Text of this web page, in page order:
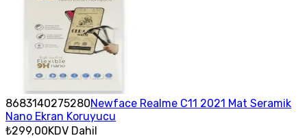
8683140275280Newface Realme C11 2021 Mat Seramik
Nano Ekran Koruyucu
₺299,00KDV Dahil